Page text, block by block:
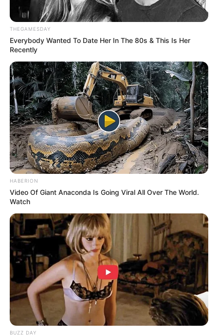
THEGAMESDAY
Everybody Wanted To Date Her In The 80s & This Is Her
Recently
HABERION
Video Of Giant Anaconda Is Going Viral All Over The World.
Watch
BUZZ DAY